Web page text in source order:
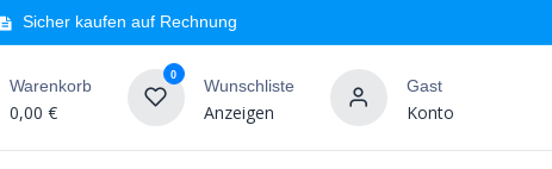
Sicher kaufen auf Rechnung
Warenkorb
0,00 €
0
Wunschliste
Anzeigen
Gast
Konto